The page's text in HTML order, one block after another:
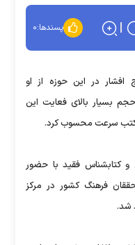
پسندها:۰
افشار در این حوزه از او
بسیار بالای فعایت این
مکتب سرعت محسوب کرد.
و کتابشناس فقید با حضور
فرهنگ کشور در مرکز
شد.